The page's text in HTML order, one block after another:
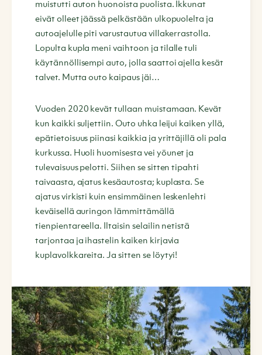
muistutti auton huonoista puolista. Ikkunat
eivät olleet jäässä pelkästään ulkopuolelta ja
autoajelulle piti varustautua villakerrastolla.
Lopulta kupla meni vaihtoon ja tilalle tuli
käytännöllisempi auto, jolla saattoi ajella kesät
talvet. Mutta outo kaipaus jäi…
Vuoden 2020 kevät tullaan muistamaan. Kevät
kun kaikki suljettiin. Outo uhka leijui kaiken yllä,
epätietoisuus piinasi kaikkia ja yrittäjillä oli pala
kurkussa. Huoli huomisesta vei yöunet ja
tulevaisuus pelotti. Siihen se sitten tipahti
taivaasta, ajatus kesäautosta; kuplasta. Se
ajatus virkisti kuin ensimmäinen leskenlehti
keväisellä auringon lämmittämällä
tienpientareella. Iltaisin selailin netistä
tarjontaa ja ihastelin kaiken kirjavia
kuplavolkkareita. Ja sitten se löytyi!